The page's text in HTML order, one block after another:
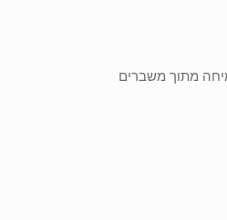
מתוך משברים